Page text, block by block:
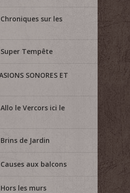
Chroniques sur les
Super Tempête
SONORES ET
Allo le Vercors ici le
Brins de Jardin
Causes aux balcons
Hors les murs